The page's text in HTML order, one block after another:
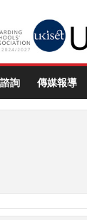
詢 傳媒報導